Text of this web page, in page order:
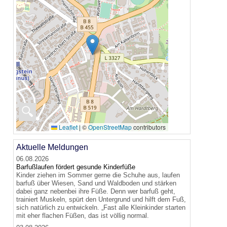
🔍
Leaflet | ©OpenStreetMapcontributors
Aktuelle Meldungen
06.08.2026
Barfußlaufen fördert gesunde Kinderfüße
Kinder ziehen im Sommer gerne die Schuhe aus, laufen
barfuß über Wiesen, Sand und Waldboden und stärken
dabei ganz nebenbei ihre Füße. Denn wer barfuß geht,
trainiert Muskeln, spürt den Untergrund und hilft dem Fuß,
sich natürlich zu entwickeln. „Fast alle Kleinkinder starten
mit eher flachen Füßen, das ist völlig normal.